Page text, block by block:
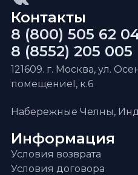
Информация
Условия возврата
Условия договора
Контакты
8 (800) 505 62
8 (8552) 205 005
121609. г. Москва, ул.
помещениеI, к.6
Набережные Челны,